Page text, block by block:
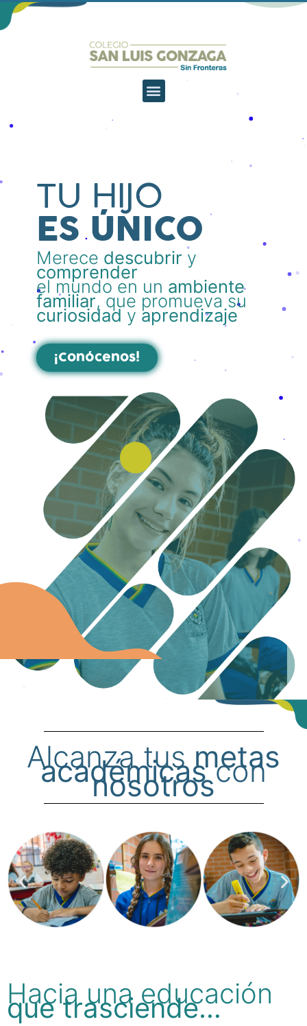
TU HIJO
ES ÚNICO
Merece descubrir y
comprender
el mundo en un ambiente
familiar, que promueva su
curiosidad y aprendizaje
¡Conócenos!
Alcanza tusmetas
académicascon
nosotros
Hacia una educación
que trasciende…